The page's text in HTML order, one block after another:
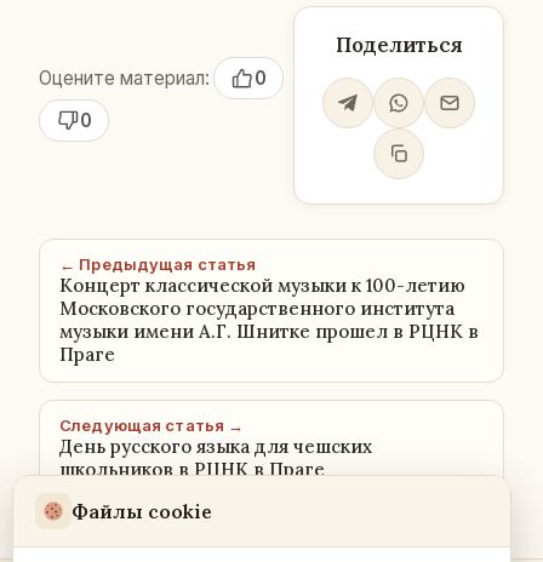
Оцените материал:
0
0
Поделиться
← Предыдущая статья
Концерт классической музыки к 100-летию
Московского государственного института
музыки имени А.Г. Шнитке прошел в РЦНК в
Праге
Следующая статья →
День русского языка для чешских
школьников в РЦНК в Праге
Файлы cookie